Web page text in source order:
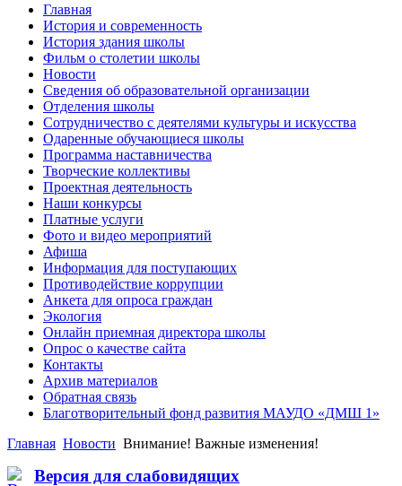
Главная
История и современность
История здания школы
Фильм о столетии школы
Новости
Сведения об образовательной организации
Отделения школы
Сотрудничество с деятелями культуры и искусства
Одаренные обучающиеся школы
Программа наставничества
Творческие коллективы
Проектная деятельность
Наши конкурсы
Платные услуги
Фото и видео мероприятий
Афиша
Информация для поступающих
Противодействие коррупции
Анкета для опроса граждан
Экология
Онлайн приемная директора школы
Опрос о качестве сайта
Контакты
Архив материалов
Обратная связь
Благотворительный фонд развития МАУДО «ДМШ 1»
Главная Новости Внимание! Важные изменения!
Версия для слабовидящих